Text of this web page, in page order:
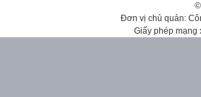
Đơn vị chủ quản:
Giấy phép mạng